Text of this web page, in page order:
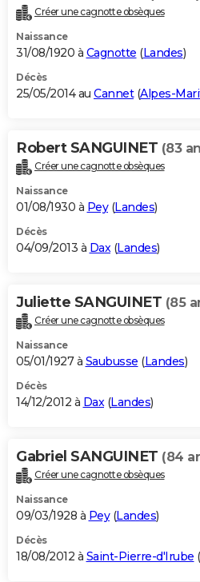
Créer une cagnotte obsèques
Naissance
31/08/1920 à Cagnotte (Landes)
Décès
25/05/2014 au Cannet(Alpes-
Robert SANGUINET (83
Créer une cagnotte obsèques
Naissance
01/08/1930 à Pey(Landes)
Décès
04/09/2013 à Dax(Landes)
Juliette SANGUINET (85
Créer une cagnotte obsèques
Naissance
05/01/1927 à Saubusse (Landes)
Décès
14/12/2012 à Dax(Landes)
Gabriel SANGUINET (84
Créer une cagnotte obsèques
Naissance
09/03/1928 à Pey(Landes)
Décès
18/08/2012 à Saint-Pierre-d'Irube (